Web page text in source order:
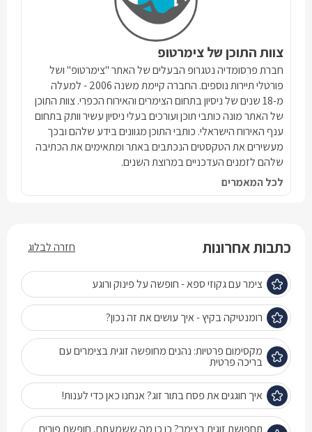
צוות התוכן של צימרטופ
חברת פרסומדיה נטגרופ הבעלים של האתר "צימרטופ" ושל
פורטלי תיירות נוספים. החברה קיימת משנה 2006 - למעלה
מ-18 שנים של ניסיון בתחום הצימרים והאירוח הכפרי. צוות התוכן
של האתר מונה כותבי תוכן ועורכים בעלי ניסיון עשיר וותק בתחום
ענף האירוח הישראלי. כותבי התוכן מגוונים בידע שלהם ובכך
מעשירים את הטקסטים הנכתבים באתר ומתאימים את הכתיבה
שלהם לזמנים העדכניים במרוצת השנים.
לכל המאמרים
כתבות אחרונות
צימר עם גקוזי ספא - חופשה על פינוק ורוגע
רומנטיקה בקיץ - איך עושים את זה נכון?
מקסימום פרטיות: נהנים מחופשה זוגית בצימרים עם
בריכה פרטית
איך חוגגים את פסח בתור זוג? אנחנו כאן כדי לענות!
תחפושת זוגית בצימר? כן כן מה ששמעתם, חופשת פורים
חזרה לבלוג